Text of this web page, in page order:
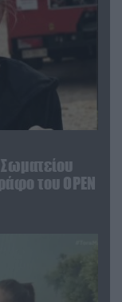
του OPEN